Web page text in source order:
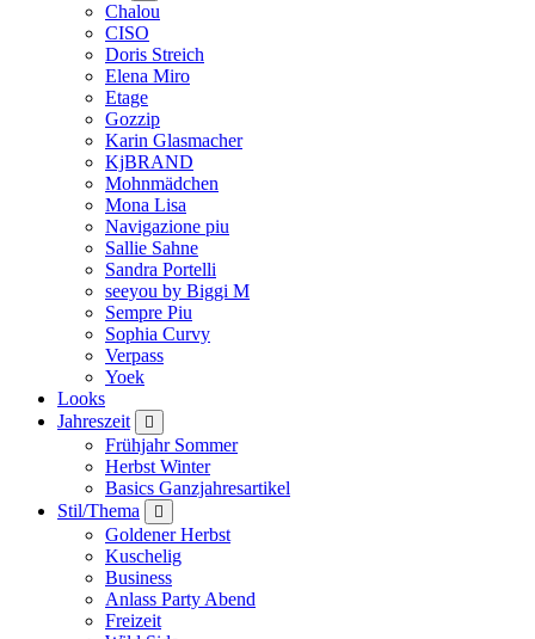
Chalou
CISO
Doris Streich
Elena Miro
Etage
Gozzip
Karin Glasmacher
KjBRAND
Mohnmädchen
Mona Lisa
Navigazione piu
Sallie Sahne
Sandra Portelli
seeyou by Biggi M
Sempre Piu
Sophia Curvy
Verpass
Yoek
Looks
Jahreszeit
Frühjahr Sommer
Herbst Winter
Basics Ganzjahresartikel
Stil/Thema
Goldener Herbst
Kuschelig
Business
Anlass Party Abend
Freizeit